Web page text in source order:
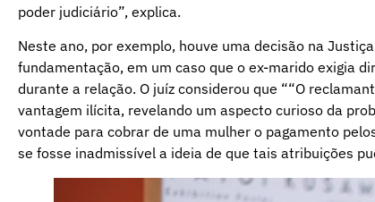
poder judiciário”, explica.
Neste ano, por exemplo, houve uma decisão na
fundamentação, em um caso que o ex-marido exigia
durante a relação. O juíz considerou que ““O
vantagem ilícita, revelando um aspecto curioso da
vontade para cobrar de uma mulher o pagamento
se fosse inadmissível a ideia de que tais atribuições